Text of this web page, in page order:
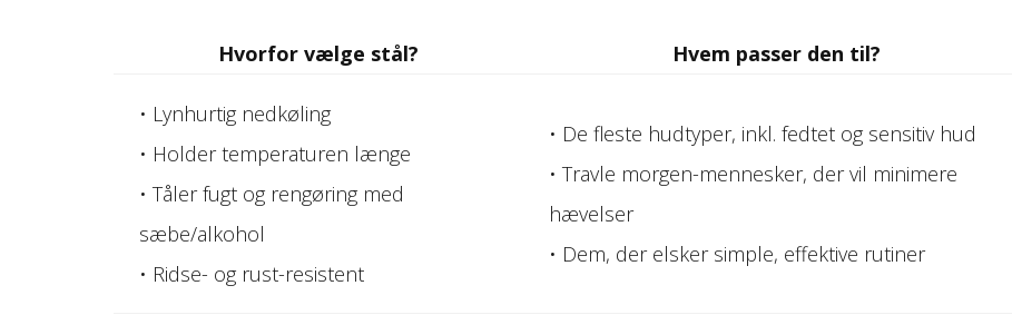
Hvorfor vælge stål? Hvem passer den til?
• Lynhurtig nedkøling
• Holder temperaturen længe
• Tåler fugt og rengøring med
sæbe/alkohol
• Ridse- og rust-resistent
• De fleste hudtyper, inkl. fedtet og sensitiv hud
• Travle morgen-mennesker, der vil minimere
hævelser
• Dem, der elsker simple, effektive rutiner